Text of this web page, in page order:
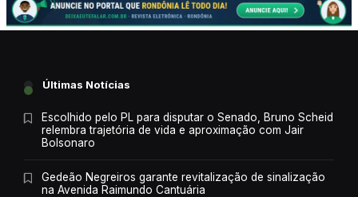
Últimas Notícias
Escolhido pelo PL para disputar o Senado, Bruno Scheid
relembra trajetória de vida e aproximação com Jair
Bolsonaro
Gedeão Negreiros garante revitalização de sinalização
na Avenida Raimundo Cantuária